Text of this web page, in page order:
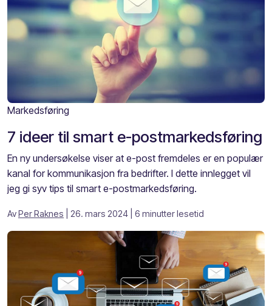
Markedsføring
7 ideer til smart e-postmarkedsføring
En ny undersøkelse viser at e-post fremdeles er en populær
kanal for kommunikasjon fra bedrifter. I dette innlegget vil
jeg gi syv tips til smart e-postmarkedsføring.
AvPer Raknes | 26. mars 2024 | 6 minutter lesetid